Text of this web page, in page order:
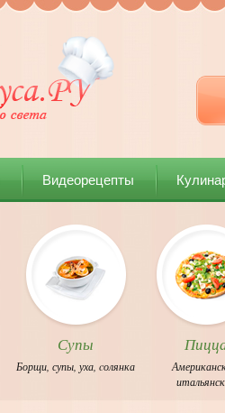
Видеорецепты
Супы
Борщи ,супы ,уха ,cолянка